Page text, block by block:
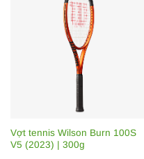
Vợt tennis Wilson Burn 100S
V5 (2023) | 300g